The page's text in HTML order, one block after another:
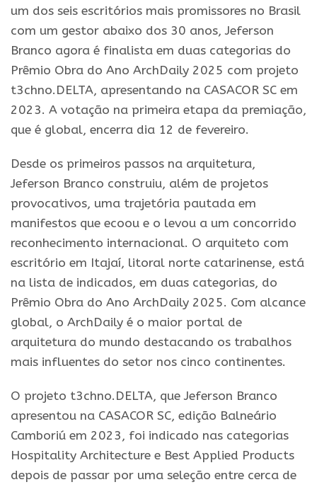
um dos seis escritórios mais promissores no Brasil
com um gestor abaixo dos 30 anos, Jeferson
Branco agora é finalista em duas categorias do
Prêmio Obra do Ano ArchDaily 2025 com projeto
t3chno.DELTA, apresentando na CASACOR SC em
2023. A votação na primeira etapa da premiação,
que é global, encerra dia 12 de fevereiro.
Desde os primeiros passos na arquitetura,
Jeferson Branco construiu, além de projetos
provocativos, uma trajetória pautada em
manifestos que ecoou e o levou a um concorrido
reconhecimento internacional. O arquiteto com
escritório em Itajaí, litoral norte catarinense, está
na lista de indicados, em duas categorias, do
Prêmio Obra do Ano ArchDaily 2025. Com alcance
global, o ArchDaily é o maior portal de
arquitetura do mundo destacando os trabalhos
mais influentes do setor nos cinco continentes.
O projeto t3chno.DELTA, que Jeferson Branco
apresentou na CASACOR SC, edição Balneário
Camboriú em 2023, foi indicado nas categorias
Hospitality Architecture e Best Applied Products
depois de passar por uma seleção entre cerca de